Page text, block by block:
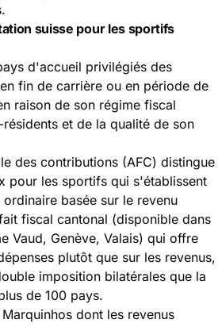
suisse pour les sportifs
d'accueil privilégiés des
fin de carrière ou en période de
raison de son régime fiscal
et de la qualité de son
des contributions (AFC) distingue
pour les sportifs qui s'établissent
basée sur le revenu
fiscal cantonal (disponible dans
Vaud, Genève, Valais) qui offre
plutôt que sur les revenus,
imposition bilatérales que la
de 100 pays.
dont les revenus